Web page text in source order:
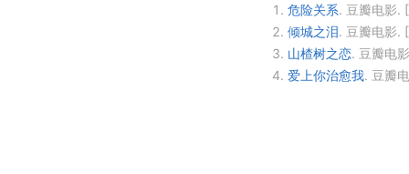
1. 危险关系. 豆瓣电影.
2. 倾城之泪. 豆瓣电影.
3. 山楂树之恋. 豆瓣电
4. 爱上你治愈我. 豆瓣